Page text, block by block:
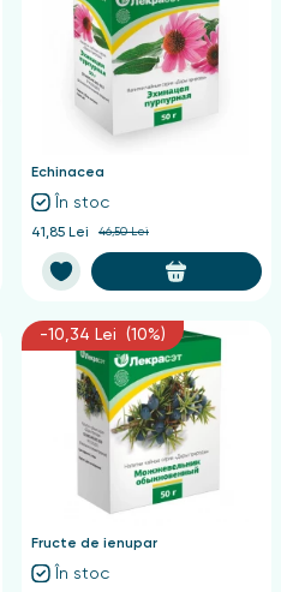
Echinacea
În stoc
41,85 Lei 46,50 Lei
-10,34 Lei (10%)
Fructe de ienupar
În stoc